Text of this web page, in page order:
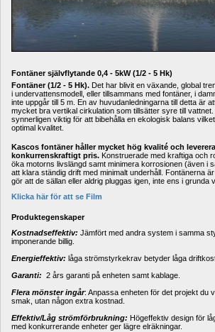
Fontäner självflytande 0,4 - 5kW (1/2 - 5 Hk)
Fontäner (1/2 - 5 Hk). Det har blivit en växande, global
i undervattensmodell, eller tillsammans med fontäner, i
inte uppgår till 5 m. En av huvudanledningarna till detta är
mycket bra vertikal cirkulation som tillsätter syre till
synnerligen viktig för att bibehålla en ekologisk balans
optimal kvalitet.
Kascos fontäner håller mycket hög kvalité och
konkurrenskraftigt pris. Konstruerade med kraftiga och
öka motorns livslängd samt minimera korrosionen (även i
att klara ständig drift med minimalt underhåll. Fontänerna
gör att de sällan eller aldrig pluggas igen, inte ens i grunda
Klicka här för att se Film
Produktegenskaper
Kostnadseffektiv: Jämfört med andra system i samma
imponerande billig.
Energieffektiv: låga strömstyrkekrav betyder låga
Garanti: 2 års garanti på enheten samt kablage.
Flera mönster ingår: Anpassa enheten för det projekt du
smak, utan någon extra kostnad.
Effektiv/Låg strömförbrukning: Högeffektiv design för
med konkurrerande enheter ger lägre elräkningar.